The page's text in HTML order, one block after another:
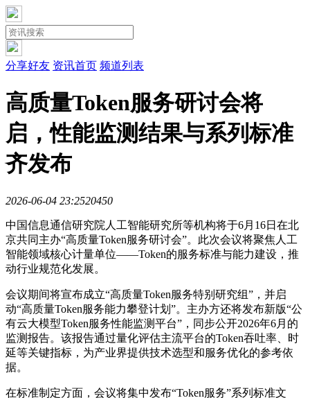
分享好友 资讯首页 频道列表
高质量Token服务研讨会将
启，性能监测结果与系列标准
齐发布
2026-06-04 23:2520450
中国信息通信研究院人工智能研究所等机构将于6月16日在北
京共同主办“高质量Token服务研讨会”。此次会议将聚焦人工
智能领域核心计量单位——Token的服务标准与能力建设，推
动行业规范化发展。
会议期间将宣布成立“高质量Token服务特别研究组”，并启
动“高质量Token服务能力攀登计划”。主办方还将发布新版“公
有云大模型Token服务性能监测平台”，同步公开2026年6月的
监测报告。该报告通过量化评估主流平台的Token吞吐率、时
延等关键指标，为产业界提供技术选型和服务优化的参考依
据。
在标准制定方面，会议将集中发布“Token服务”系列标准文